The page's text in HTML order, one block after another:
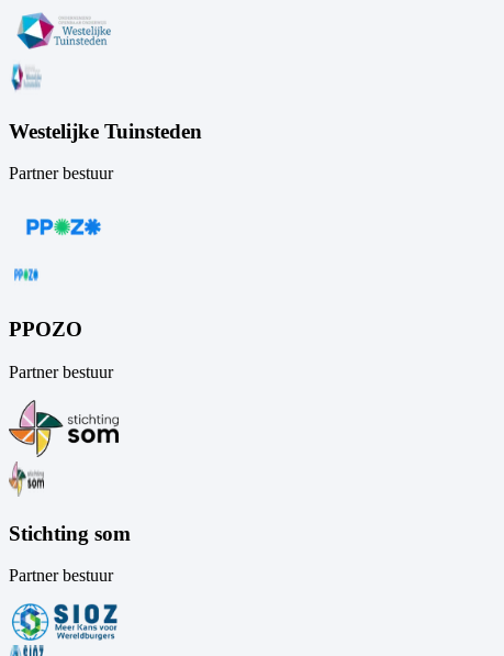
Westelijke Tuinsteden
Partner bestuur
PPOZO
Partner bestuur
Stichting som
Partner bestuur